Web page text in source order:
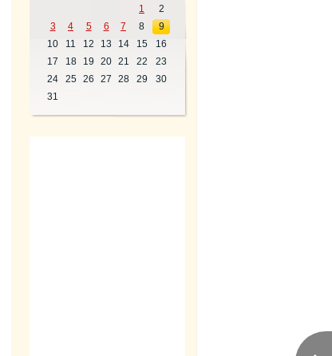
1
2
3
4 5 6 7 8
9
10
11 12 13 14 15
16
17
18 19 20 21 22
23
24
25 26 27 28 29
30
31